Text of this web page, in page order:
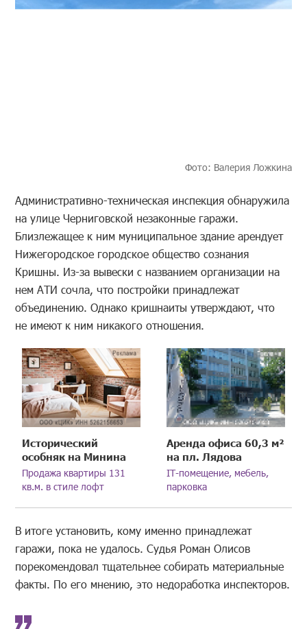
Фото: Валерия Ложкина
Административно-техническая инспекция обнаружила
на улице Черниговской незаконные гаражи.
Близлежащее к ним муниципальное здание арендует
Нижегородское городское общество сознания
Кришны. Из-за вывески с названием организации на
нем АТИ сочла, что постройки принадлежат
объединению. Однако кришнаиты утверждают, что
не имеют к ним никакого отношения.
Исторический
особняк на Минина
Продажа квартиры 131
кв.м. в стиле лофт
Аренда офиса 60,3 м²
на пл. Лядова
IT-помещение, мебель,
парковка
В итоге установить, кому именно принадлежат
гаражи, пока не удалось. Судья Роман Олисов
порекомендовал тщательнее собирать материальные
факты. По его мнению, это недоработка инспекторов.